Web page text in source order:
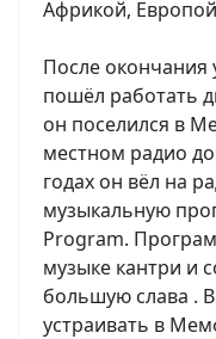
Африкой,
После окончания
пошёл работать
он поселился в
местном радио
годах он вёл на
музыкальную
Program.
музыке кантри и
большую слава .
устраивать в